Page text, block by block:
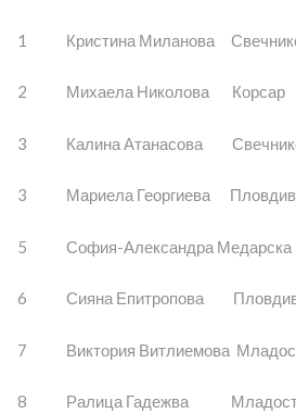
1 Кристина Миланова
2 Михаела Николова Корсар
3 Калина Атанасова
3 Мариела Георгиева Пловдив
5 София-Александра Медарска
6 Сияна Епитропова
7 Виктория Витлиемова
8 Ралица Гадежва